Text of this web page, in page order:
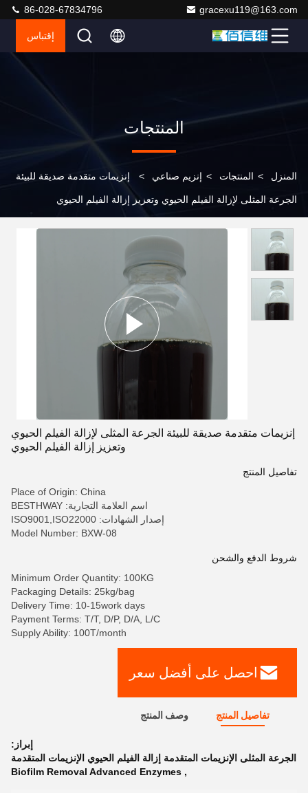
gracexu119@163.com
86-028-67834796
إقتباس
المنتجات
المنزل > المنتجات > إنزيم صناعي > إنزيمات متقدمة صديقة للبيئة
الجرعة المثلى لإزالة الفيلم الحيوي وتعزيز إزالة الفيلم الحيوي
إنزيمات متقدمة صديقة للبيئة الجرعة المثلى لإزالة الفيلم الحيوي
وتعزيز إزالة الفيلم الحيوي
تفاصيل المنتج
Place of Origin: China
اسم العلامة التجارية: BESTHWAY
إصدار الشهادات: ISO9001,ISO22000
Model Number: BXW-08
شروط الدفع والشحن
Minimum Order Quantity: 100KG
Packaging Details: 25kg/bag
Delivery Time: 10-15work days
Payment Terms: T/T, D/P, D/A, L/C
Supply Ability: 100T/month
احصل على أفضل سعر
تفاصيل المنتج وصف المنتج
إبراز:
الجرعة المثلى الإنزيمات المتقدمة إزالة الفيلم الحيوي الإنزيمات المتقدمة
,
Biofilm Removal Advanced Enzymes